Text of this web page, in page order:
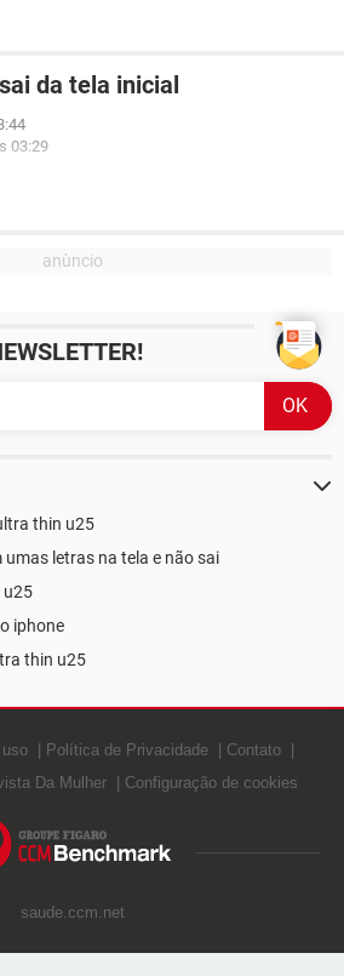
da tela inicial
03:29
thin u25
umas letras na tela e não sai
u25
iphone
thin u25
Política de Privacidade
Contato
Da Mulher Configuração de cookies
saude.ccm.net